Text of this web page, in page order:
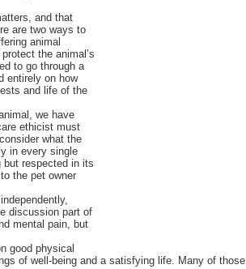
and that
are two ways to
animal
the animal’s
to go through a
entirely on how
and life of the
we have
ethicist must
what the
in every single
respected in its
the pet owner
discussion part of
mental pain, but
good physical
of well-being and a satisfying life. Many of those